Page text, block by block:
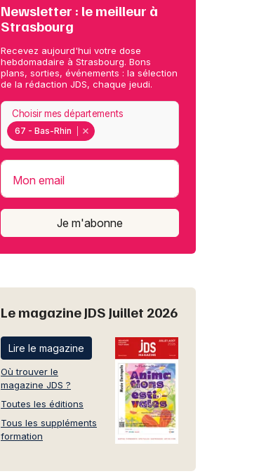
Newsletter : le meilleur à
Strasbourg
Recevez aujourd'hui votre dose
hebdomadaire à Strasbourg. Bons
plans, sorties, événements : la sélection
de la rédaction JDS, chaque jeudi.
67 - Bas-Rhin
Choisir mes départements
Mon email
Je m'abonne
Le magazine JDS Juillet 2026
Lire le magazine
Où trouver le
magazine JDS ?
Toutes les éditions
Tous les suppléments
formation